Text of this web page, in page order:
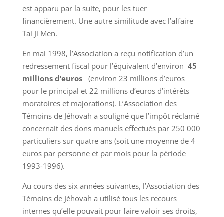
est apparu par la suite, pour les tuer
financièrement. Une autre similitude avec l’affaire
Tai Ji Men.
En mai 1998, l’Association a reçu notification d’un
redressement fiscal pour l’équivalent d’environ 45
millions d’euros(environ 23 millions d’euros
pour le principal et 22 millions d’euros d’intérêts
moratoires et majorations). L’Association des
Témoins de Jéhovah a souligné que l’impôt réclamé
concernait des dons manuels effectués par 250 000
particuliers sur quatre ans (soit une moyenne de 4
euros par personne et par mois pour la période
1993-1996).
Au cours des six années suivantes, l’Association des
Témoins de Jéhovah a utilisé tous les recours
internes qu’elle pouvait pour faire valoir ses droits,